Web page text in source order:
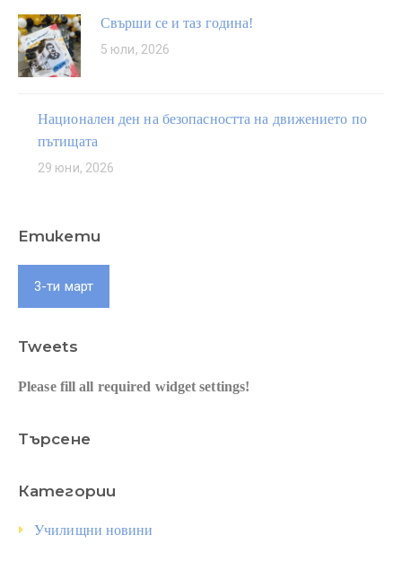
Свърши се и таз година!
5 юли, 2026
Национален ден на безопасността на движението по
пътищата
29 юни, 2026
Етикети
3-ти март
Tweets
Please fill all required widget settings!
Търсене
Категории
Училищни новини